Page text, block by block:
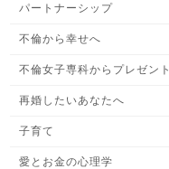
パートナーシップ
不倫から幸せへ
不倫女子専科からプレゼント
再婚したいあなたへ
子育て
愛とお金の心理学